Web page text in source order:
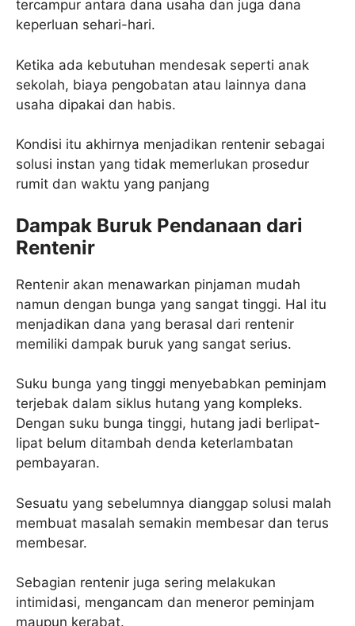
tercampur antara dana usaha dan juga dana
keperluan sehari-hari.
Ketika ada kebutuhan mendesak seperti anak
sekolah, biaya pengobatan atau lainnya dana
usaha dipakai dan habis.
Kondisi itu akhirnya menjadikan rentenir sebagai
solusi instan yang tidak memerlukan prosedur
rumit dan waktu yang panjang
Dampak Buruk Pendanaan dari
Rentenir
Rentenir akan menawarkan pinjaman mudah
namun dengan bunga yang sangat tinggi. Hal itu
menjadikan dana yang berasal dari rentenir
memiliki dampak buruk yang sangat serius.
Suku bunga yang tinggi menyebabkan peminjam
terjebak dalam siklus hutang yang kompleks.
Dengan suku bunga tinggi, hutang jadi berlipat-
lipat belum ditambah denda keterlambatan
pembayaran.
Sesuatu yang sebelumnya dianggap solusi malah
membuat masalah semakin membesar dan terus
membesar.
Sebagian rentenir juga sering melakukan
intimidasi, mengancam dan meneror peminjam
maupun kerabat.